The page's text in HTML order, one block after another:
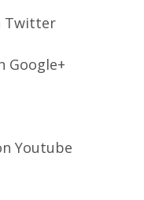
Twitter
Google+
Youtube